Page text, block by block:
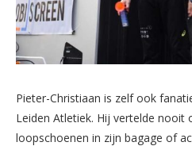
Pieter-Christiaan is zelf ook
Leiden Atletiek. Hij vertelde nooit
loopschoenen in zijn bagage of